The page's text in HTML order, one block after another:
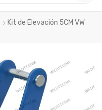
Kit de Elevación 5CM VW